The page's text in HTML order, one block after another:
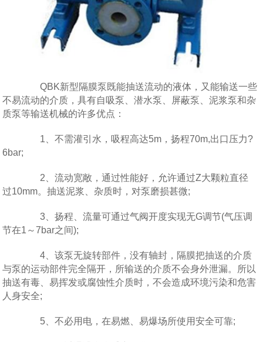
QBK新型隔膜泵既能抽送流动的液体，又能输送一些
不易流动的介质，具有自吸泵、潜水泵、屏蔽泵、泥浆泵和杂
质泵等输送机械的许多优点：
1、不需灌引水，吸程高达5m，扬程70m,出口压力?
6bar;
2、流动宽敞，通过性能好，允许通过Z大颗粒直径
过10mm。抽送泥浆、杂质时，对泵磨损甚微;
3、扬程、流量可通过气阀开度实现无G调节(气压调
节在1～7bar之间);
4、该泵无旋转部件，没有轴封，隔膜把抽送的介质
与泵的运动部件完全隔开，所输送的介质不会身外泄漏。所以
抽送有毒、易挥发或腐蚀性介质时，不会造成环境污染和危害
人身安全;
5、不必用电，在易燃、易爆场所使用安全可靠;